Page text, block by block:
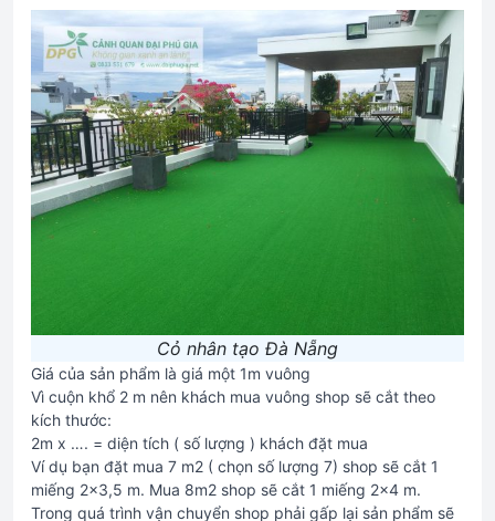
Cỏ nhân tạo Đà Nẵng
Giá của sản phẩm là giá một 1m vuông
Vì cuộn khổ 2 m nên khách mua vuông shop sẽ cắt theo
kích thước:
2m x …. = diện tích ( số lượng ) khách đặt mua
Ví dụ bạn đặt mua 7 m2 ( chọn số lượng 7) shop sẽ cắt 1
miếng 2×3,5 m. Mua 8m2 shop sẽ cắt 1 miếng 2×4 m.
Trong quá trình vận chuyển shop phải gấp lại sản phẩm sẽ